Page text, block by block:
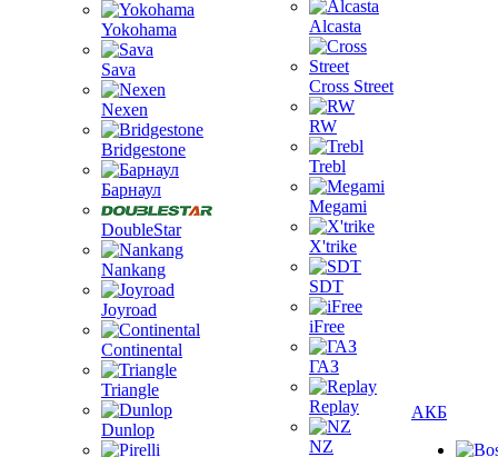
Yokohama
Sava
Nexen
Bridgestone
Барнаул
DoubleStar
Nankang
Joyroad
Continental
Triangle
Dunlop
Alcasta
Cross Street
RW
Trebl
Megami
X'trike
SDT
iFree
ГАЗ
Replay
NZ
АКБ